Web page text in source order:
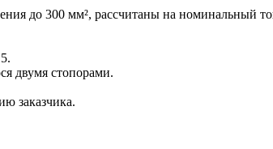
до 300 мм², рассчитаны на номинальный
двумя стопорами.
заказчика.